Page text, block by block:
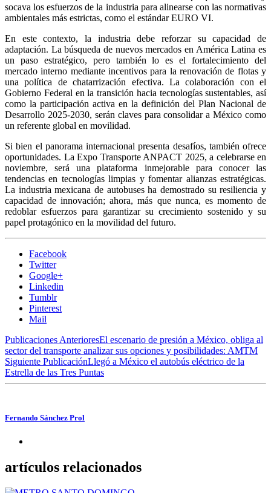
socava los esfuerzos de la industria para alinearse con las normativas
ambientales más estrictas, como el estándar EURO VI.
En este contexto, la industria debe reforzar su capacidad de
adaptación. La búsqueda de nuevos mercados en América Latina es
un paso estratégico, pero también lo es el fortalecimiento del
mercado interno mediante incentivos para la renovación de flotas y
una política de chatarrización efectiva. La colaboración con el
Gobierno Federal en la transición hacia tecnologías sustentables, así
como la participación activa en la definición del Plan Nacional de
Desarrollo 2025-2030, serán claves para consolidar a México como
un referente global en movilidad.
Si bien el panorama internacional presenta desafíos, también ofrece
oportunidades. La Expo Transporte ANPACT 2025, a celebrarse en
noviembre, será una plataforma inmejorable para conocer las
tendencias en tecnologías limpias y fomentar alianzas estratégicas.
La industria mexicana de autobuses ha demostrado su resiliencia y
capacidad de innovación; ahora, más que nunca, es momento de
redoblar esfuerzos para garantizar su crecimiento sostenido y su
papel protagónico en la movilidad del futuro.
Facebook
Twitter
Google+
Linkedin
Tumblr
Pinterest
Mail
Publicaciones AnterioresEl escenario de presión a México, obliga al
sector del transporte analizar sus opciones y posibilidades: AMTM
Siguiente PublicaciónLlegó a México el autobús eléctrico de la
Estrella de las Tres Puntas
Fernando Sánchez Prol
artículos relacionados